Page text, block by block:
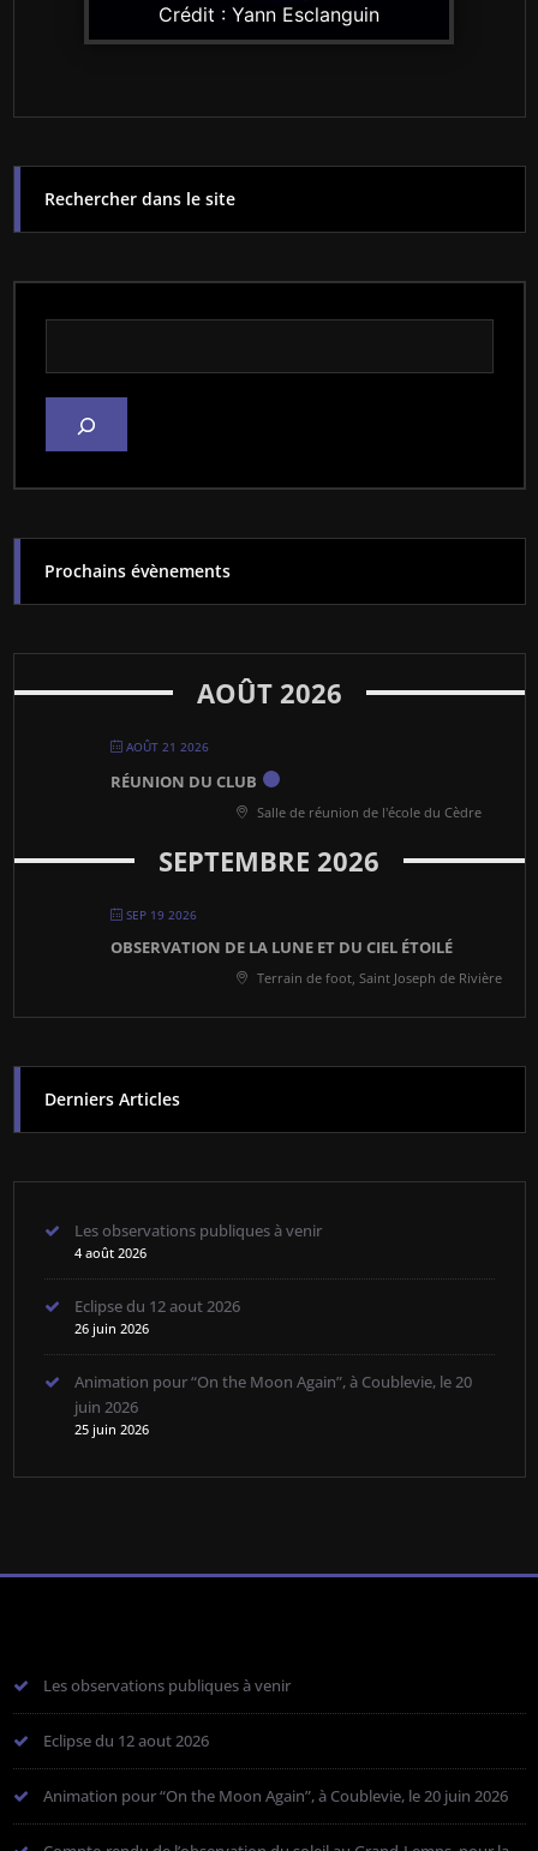
Crédit : Yann Esclanguin
Rechercher dans le site
Rechercher dans le site
Prochains évènements
AOÛT 2026
AOÛT 21 2026
RÉUNION DU CLUB
Salle de réunion de l'école du Cèdre
SEPTEMBRE 2026
SEP 19 2026
OBSERVATION DE LA LUNE ET DU CIEL ÉTOILÉ
Terrain de foot, Saint Joseph de Rivière
Derniers Articles
Les observations publiques à venir
4 août 2026
Eclipse du 12 aout 2026
26 juin 2026
Animation pour “On the Moon Again”, à Coublevie, le 20
juin 2026
25 juin 2026
Les observations publiques à venir
Eclipse du 12 aout 2026
Animation pour “On the Moon Again”, à Coublevie, le 20 juin 2026